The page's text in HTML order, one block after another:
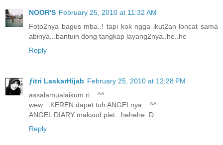
NOOR'S February 25, 2010 at 11:32 AM
Foto2nya bagus mba..! tapi kok ngga ikut2an loncat sama
abinya...bantuin dong tangkap layang2nya..he..he
Reply
ƒitri LaskarHijab February 25, 2010 at 12:28 PM
assalamualaikum ri... ^^
wew... KEREN dapet tuh ANGELnya... ^^
ANGEL DIARY maksud piet.. hehehe :D
Reply